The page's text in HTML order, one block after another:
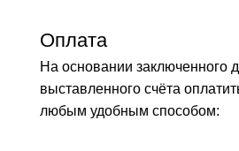
Оплата
На основании заключенного
выставленного счёта
любым удобным способом: